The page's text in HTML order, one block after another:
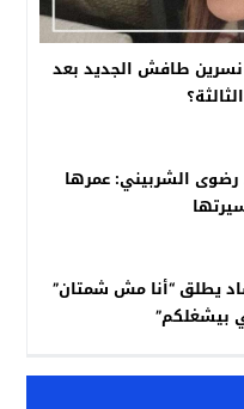
طافش الجديد بعد
الشربيني: عمرها
يطلق “أنا مش شمتان”
بيشغلكم”